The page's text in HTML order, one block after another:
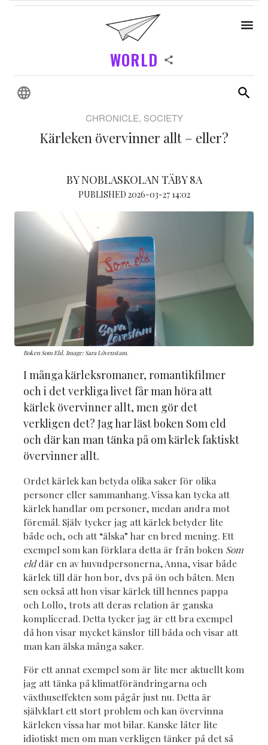
WORLD
CHRONICLE, SOCIETY
Kärleken övervinner allt – eller?
BY NOBLASKOLAN TÄBY 8A
PUBLISHED 2026-03-27 14:02
Boken Som Eld. Image: Sara Lövenstam.
I många kärleksromaner, romantikfilmer
och i det verkliga livet får man höra att
kärlek övervinner allt, men gör det
verkligen det? Jag har läst boken Som eld
och där kan man tänka på om kärlek faktiskt
övervinner allt.
Ordet kärlek kan betyda olika saker för olika
personer eller sammanhang. Vissa kan tycka att
kärlek handlar om personer, medan andra mot
föremål. Själv tycker jag att kärlek betyder lite
både och, och att “älska” har en bred mening. Ett
exempel som kan förklara detta är från boken Som
elddär en av huvudpersonerna, Anna, visar både
kärlek till där hon bor, dvs på ön och båten. Men
sen också att hon visar kärlek till hennes pappa
och Lollo, trots att deras relation är ganska
komplicerad. Detta tycker jag är ett bra exempel
då hon visar mycket känslor till båda och visar att
man kan älska många saker.
För ett annat exempel som är lite mer aktuellt kom
jag att tänka på klimatförändringarna och
växthuseffekten som pågår just nu. Detta är
självklart ett stort problem och kan övervinna
kärleken vissa har mot bilar. Kanske låter lite
idiotiskt men om man verkligen tänker på det så